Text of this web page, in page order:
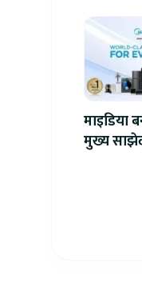
माइडिया
मुख्य